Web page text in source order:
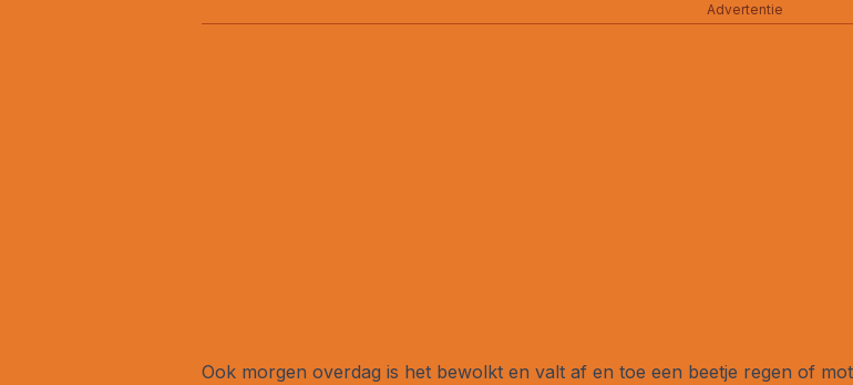
Advertentie
Ook morgen overdag is het bewolkt en valt af en toe een beetje regen of